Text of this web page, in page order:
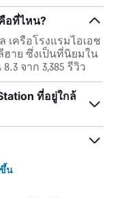
อที่ไหน?
เครือโรงแรมไอเอช
าย ซึ่งเป็นที่นิยมใน
จาก 3,385 รีวิว
ที่อยู่ใกล้
น